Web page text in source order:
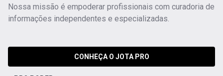
Nossa missão é empoderar profissionais com curadoria de
informações independentes e especializadas.
CONHEÇA O JOTA PRO